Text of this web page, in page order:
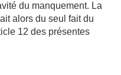
du manquement. La
alors du seul fait du
12 des présentes